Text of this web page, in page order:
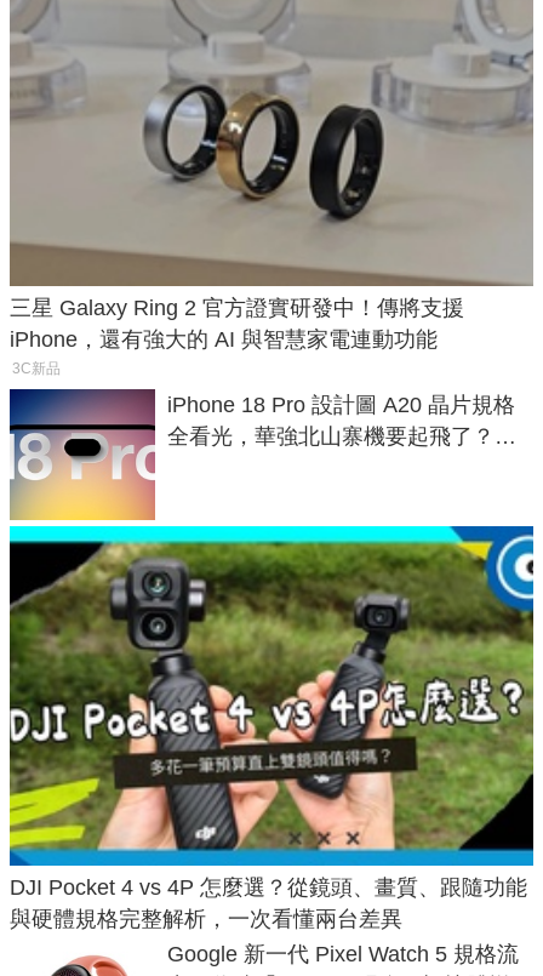
三星 Galaxy Ring 2 官方證實研發中！傳將支援
iPhone，還有強大的 AI 與智慧家電連動功能
3C新品
iPhone 18 Pro 設計圖 A20 晶片規格
全看光，華強北山寨機要起飛了？專
DJI Pocket 4 vs 4P 怎麼選？從鏡頭、畫質、跟隨功能
與硬體規格完整解析，一次看懂兩台差異
Google 新一代 Pixel Watch 5 規格流